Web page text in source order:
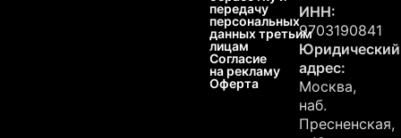
передачу
персональных
данных третьим
лицам
Согласие
на рекламу
Оферта
ИНН:
9703190841
Юридический
адрес:
Москва,
наб.
Пресненская,